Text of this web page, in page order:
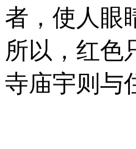
者，使人眼
所以，红色
寺庙宇则与